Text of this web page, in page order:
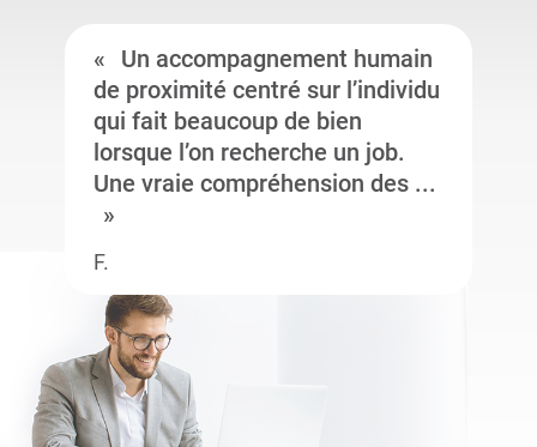
Un accompagnement humain
de proximité centré sur l’individu
qui fait beaucoup de bien
lorsque l’on recherche un job.
Une vraie compréhension des ...
F.